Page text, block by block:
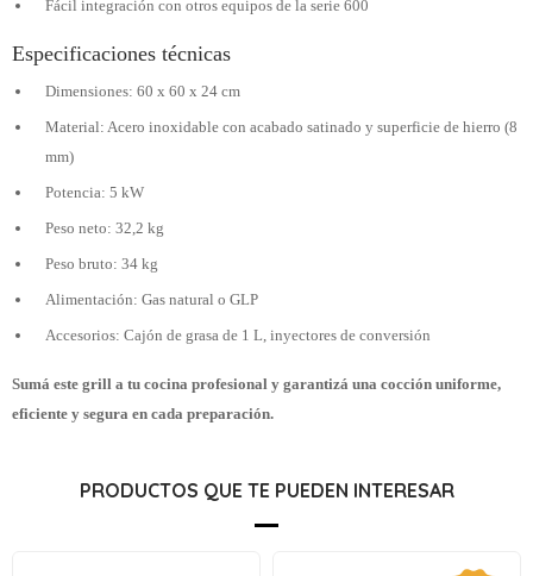
Fácil integración con otros equipos de la serie 600
Especificaciones técnicas
Dimensiones: 60 x 60 x 24 cm
Material: Acero inoxidable con acabado satinado y superficie de hierro (8
mm)
Potencia: 5 kW
Peso neto: 32,2 kg
Peso bruto: 34 kg
Alimentación: Gas natural o GLP
Accesorios: Cajón de grasa de 1 L, inyectores de conversión
Sumá este grill a tu cocina profesional y garantizá una cocción uniforme,
eficiente y segura en cada preparación.
PRODUCTOS QUE TE PUEDEN INTERESAR